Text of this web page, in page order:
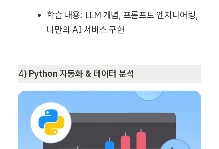
학습 내용: LLM 개념, 프롬프트 엔지니어링,
나만의 AI 서비스 구현
4) Python 자동화 & 데이터 분석